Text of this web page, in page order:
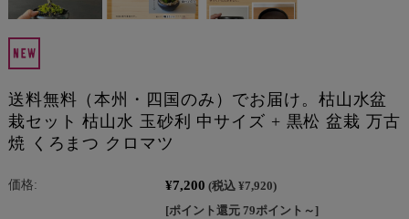
送料無料（本州・四国のみ）でお届け。枯山水盆
栽セット 枯山水 玉砂利 中サイズ + 黒松 盆栽 万古
焼 くろまつ クロマツ
価格: ¥7,200 (税込 ¥7,920)
[ポイント還元 79ポイント～]